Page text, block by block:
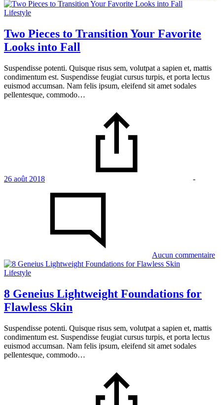
Lifestyle
Two Pieces to Transition Your Favorite
Looks into Fall
Suspendisse potenti. Quisque risus sem, volutpat a sapien et, mattis
condimentum est. Suspendisse feugiat cursus turpis, et porta lectus
euismod accumsan. Nam felis ipsum, eleifend sit amet sodales
pellentesque, commodo…
26 août 2018 -
Aucun commentaire
Lifestyle
8 Geneius Lightweight Foundations for
Flawless Skin
Suspendisse potenti. Quisque risus sem, volutpat a sapien et, mattis
condimentum est. Suspendisse feugiat cursus turpis, et porta lectus
euismod accumsan. Nam felis ipsum, eleifend sit amet sodales
pellentesque, commodo…